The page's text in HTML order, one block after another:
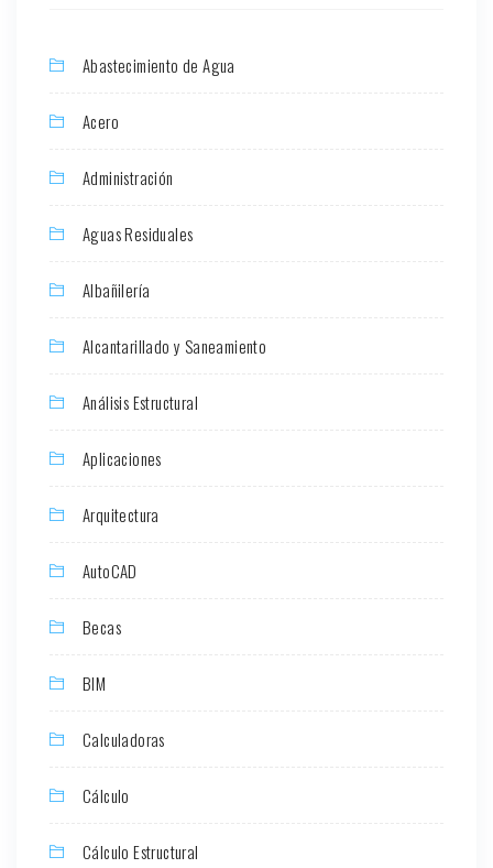
Abastecimiento de Agua
Acero
Administración
Aguas Residuales
Albañilería
Alcantarillado y Saneamiento
Análisis Estructural
Aplicaciones
Arquitectura
AutoCAD
Becas
BIM
Calculadoras
Cálculo
Cálculo Estructural